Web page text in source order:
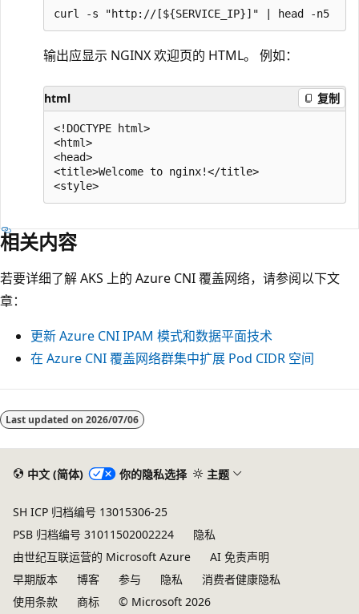
输出应显示 NGINX 欢迎页的 HTML。 例如：
html 复制
<!DOCTYPE html>
<html>
<head>
<title>Welcome to nginx!</title>
相关内容
若要详细了解 AKS 上的 Azure CNI 覆盖网络，请参阅以下文
章：
更新 Azure CNI IPAM 模式和数据平面技术
在 Azure CNI 覆盖网络群集中扩展 Pod CIDR 空间
Last updated on 2026/07/06
中文 (简体) 你的隐私选择 主题
SH ICP 归档编号 13015306-25
PSB 归档编号 31011502002224
隐私
由世纪互联运营的 Microsoft Azure
AI 免责声明
早期版本
博客 参与 隐私
消费者健康隐私
使用条款
商标 © Microsoft 2026